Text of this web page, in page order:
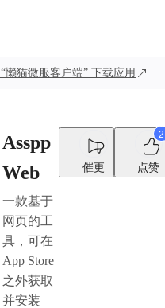
“懒猫微服客户端” 下载应用
Asspp
Web
一款基于
网页的工
具，可在
App Store
之外获取
并安装
催更
2
点赞